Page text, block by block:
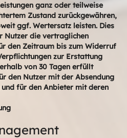
ganz oder teilweise
Zustand zurückgewähren,
ggf. Wertersatz leisten. Dies
Nutzer die vertraglichen
den Zeitraum bis zum Widerruf
zur Erstattung
von 30 Tagen erfüllt
den Nutzer mit der Absendung
für den Anbieter mit deren